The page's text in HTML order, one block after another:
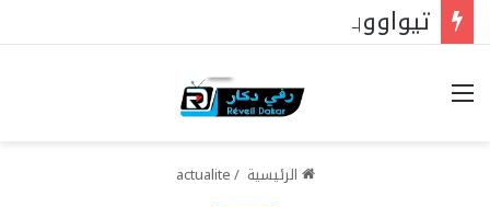
خيارات
الرئيسية /
actualite